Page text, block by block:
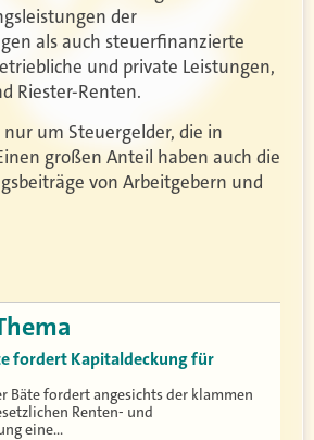
der
als auch steuerfinanzierte
und private Leistungen,
Riester-Renten.
um Steuergelder, die in
großen Anteil haben auch die
von Arbeitgebern und
fordert Kapitaldeckung für
Bäte fordert angesichts der klammen
Renten- und
eine…